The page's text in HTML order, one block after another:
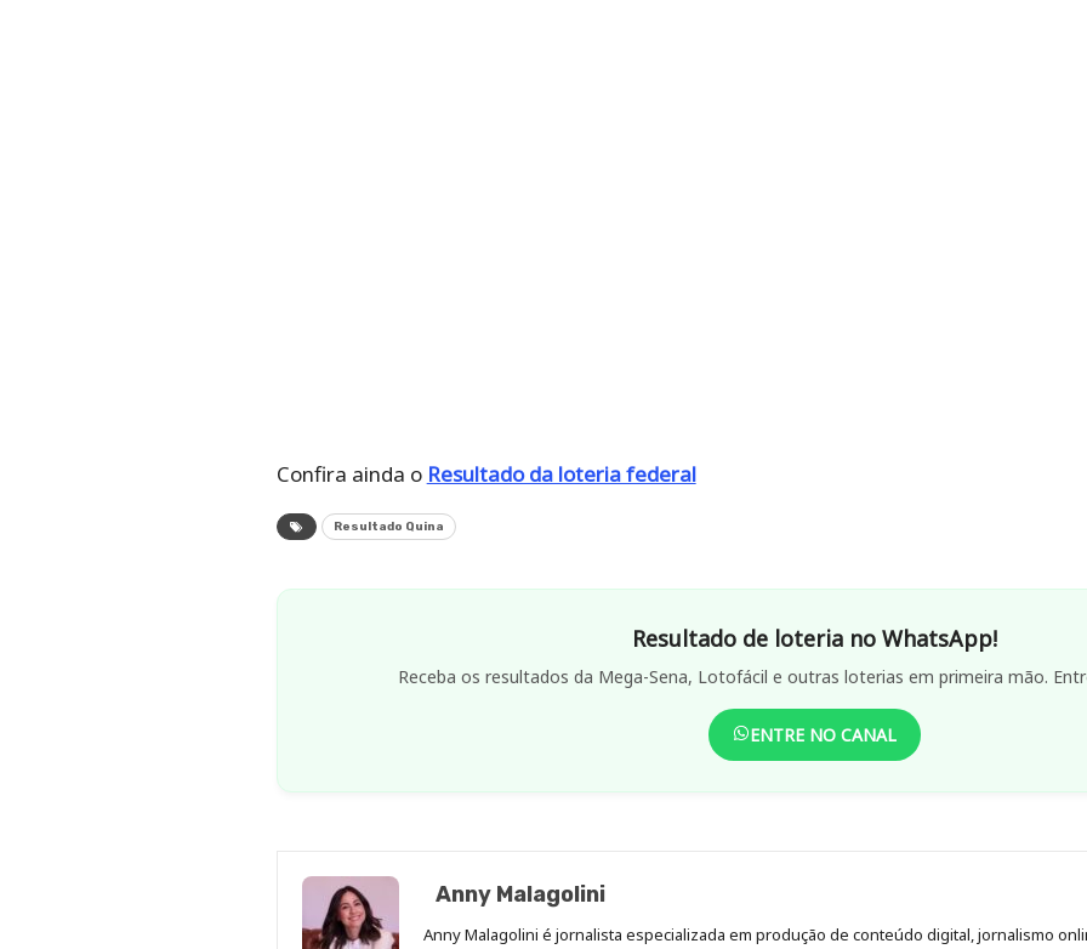
Confira ainda o Resultado da loteria federal
Resultado Quina
Resultado de loteria no WhatsApp!
Receba os resultados da Mega-Sena, Lotofácil e outras loterias em primeira mão.
ENTRE NO CANAL
Anny Malagolini
Anny Malagolini é jornalista especializada em produção de conteúdo digital, jornalismo